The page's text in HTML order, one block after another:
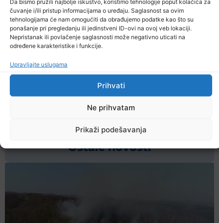
Da bismo pružili najbolje iskustvo, koristimo tehnologije poput kolačića za
čuvanje i/ili pristup informacijama o uređaju. Saglasnost sa ovim
tehnologijama će nam omogućiti da obrađujemo podatke kao što su
ponašanje pri pregledanju ili jedinstveni ID-ovi na ovoj veb lokaciji.
Nepristanak ili povlačenje saglasnosti može negativno uticati na
određene karakteristike i funkcije.
Upravljajte uslugama
Prihvati
Ne prihvatam
Prikaži podešavanja
sumnje da je počinio krivično djelo Neovlaštena
proizvodnja i stavljanje u promet opojnih droga iz
člana 238. Krivičnog zakona Federacije Bosne i
Hercegovine, predato Kantonalnom tužilaštvu
Tuzlanskog kantona na nadležno postupanje.
Ostale novosti